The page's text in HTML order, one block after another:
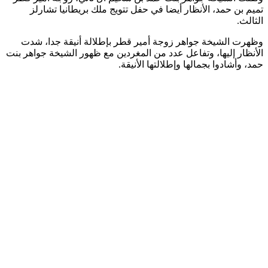
تميم بن حمد، الأنظار أيضا في حفل تتويج ملك بريطانيا تشارلز
الثالث.
وظهرت الشيخة جواهر زوجة أمير قطر بإطلالة أنيقة جدا، شدت
الأنظار إليها، وتفاعل عدد من المغردين مع ظهور الشيخة جواهر بنت
حمد، وأشادوا بجمالها وإطلالتها الأنيقة.